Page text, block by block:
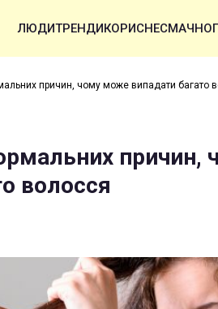
ЛЮДИТРЕНДИКОРИСНЕСМАЧНО
причин, чому може випадати багато
причин,
волосся